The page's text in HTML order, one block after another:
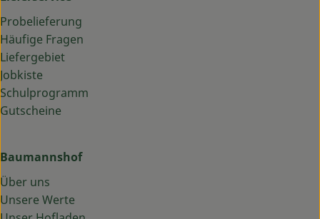
Probelieferung
Häufige Fragen
Liefergebiet
Jobkiste
Schulprogramm
Gutscheine
Baumannshof
Über uns
Unsere Werte